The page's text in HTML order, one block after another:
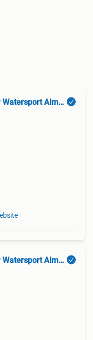
Brouwer Watersport Almere
Brouwer Watersport Almere